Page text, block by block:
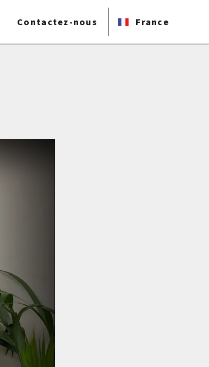
Contactez-nous France